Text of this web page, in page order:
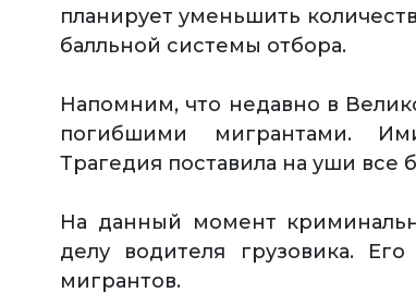
планирует уменьшить
балльной системы отбора.
Напомним, что недавно в
погибшими мигрантами.
Трагедия поставила на уши все
На данный момент
делу водителя грузовика.
мигрантов.